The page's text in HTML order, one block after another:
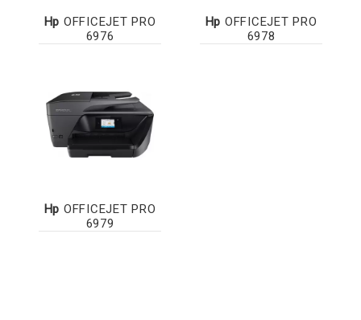
Hp OFFICEJET PRO
6976
Hp OFFICEJET PRO
6978
Hp OFFICEJET PRO
6979